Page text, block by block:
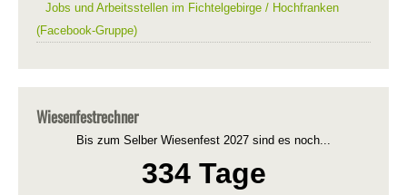
Jobs und Arbeitsstellen im Fichtelgebirge / Hochfranken
(Facebook-Gruppe)
Wiesenfestrechner
Bis zum Selber Wiesenfest 2027 sind es noch...
334 Tage